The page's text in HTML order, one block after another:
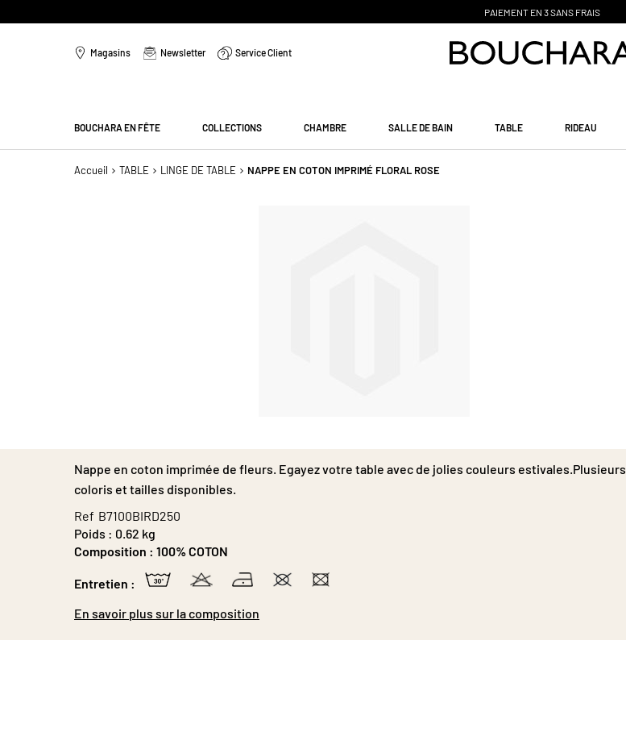
PAIEMENT EN 3 SANS FRAIS
Magasins Newsletter Service Client
BOUCHARA EN FÊTE COLLECTIONS CHAMBRE SALLE DE BAIN TABLE RIDEAU
Accueil TABLE LINGE DE TABLE NAPPE EN COTON IMPRIMÉ FLORAL ROSE
de
la
d’images
Nappe en coton imprimée de fleurs. Egayez votre table avec de jolies couleurs estivales.Plusieurs
coloris et tailles disponibles.
Ref B7100BIRD250
Poids : 0.62 kg
Composition : 100% COTON
Entretien :
En savoir plus sur la composition